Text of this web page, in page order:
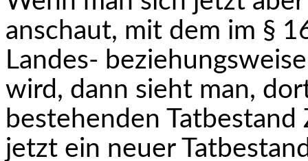
anschaut, mit dem im §
Landes-
wird, dann sieht man,
bestehenden
jetzt ein neuer